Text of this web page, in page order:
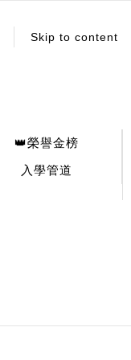
Skip to content
👑榮譽金榜
入學管道